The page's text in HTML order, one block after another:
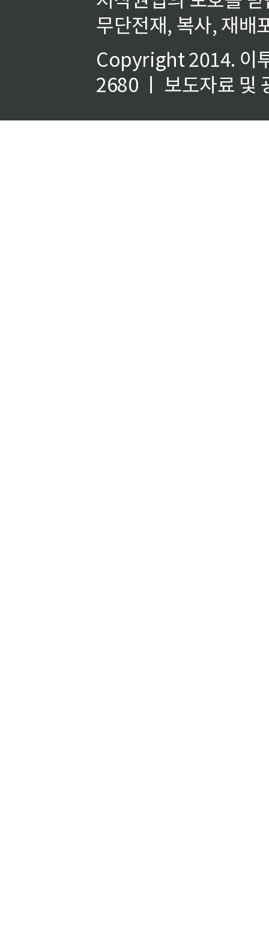
무단전재, 복사, 재배
Copyright 2014. 이
2680 ㅣ 보도자료